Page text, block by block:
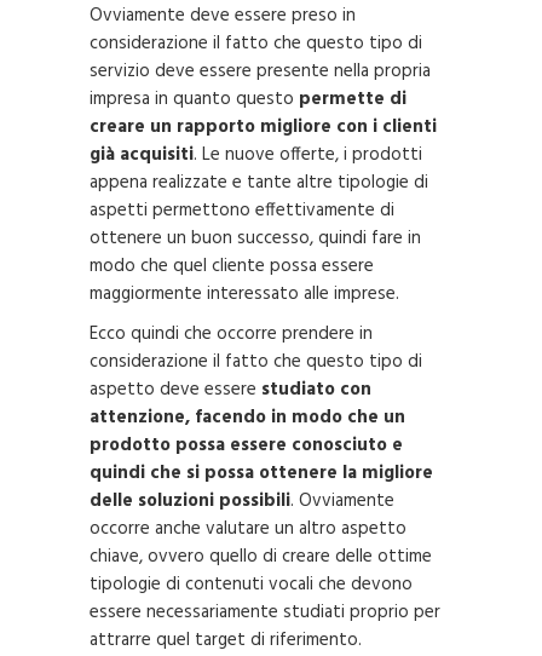
Ovviamente deve essere preso in
considerazione il fatto che questo tipo di
servizio deve essere presente nella propria
impresa in quanto questo permette di
creare un rapporto migliore con i clienti
già acquisiti. Le nuove offerte, i prodotti
appena realizzate e tante altre tipologie di
aspetti permettono effettivamente di
ottenere un buon successo, quindi fare in
modo che quel cliente possa essere
maggiormente interessato alle imprese.
Ecco quindi che occorre prendere in
considerazione il fatto che questo tipo di
aspetto deve essere studiato con
attenzione, facendo in modo che un
prodotto possa essere conosciuto e
quindi che si possa ottenere la migliore
delle soluzioni possibili. Ovviamente
occorre anche valutare un altro aspetto
chiave, ovvero quello di creare delle ottime
tipologie di contenuti vocali che devono
essere necessariamente studiati proprio per
attrarre quel target di riferimento.